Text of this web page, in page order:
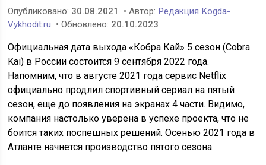
Опубликовано: 30.08.2021 • Автор: Редакция Kogda-
Vykhodit.ru • Обновлено: 20.10.2023
Официальная дата выхода «Кобра Кай» 5 сезон (Cobra
Kai) в России состоится 9 сентября 2022 года.
Напомним, что в августе 2021 года сервис Netflix
официально продлил спортивный сериал на пятый
сезон, еще до появления на экранах 4 части. Видимо,
компания настолько уверена в успехе проекта, что не
боится таких поспешных решений. Осенью 2021 года в
Атланте начнется производство пятого сезона.